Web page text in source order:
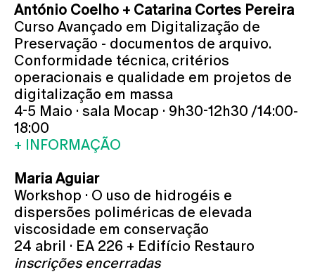
António Coelho + Catarina Cortes Pereira
Curso Avançado em Digitalização de
Preservação - documentos de arquivo.
Conformidade técnica, critérios
operacionais e qualidade em projetos de
digitalização em massa
4-5 Maio · sala Mocap · 9h30-12h30 /14:00-
18:00
+ INFORMAÇÃO
Maria Aguiar
Workshop · O uso de hidrogéis e
dispersões poliméricas de elevada
viscosidade em conservação
24 abril · EA 226 + Edifício Restauro
inscrições encerradas